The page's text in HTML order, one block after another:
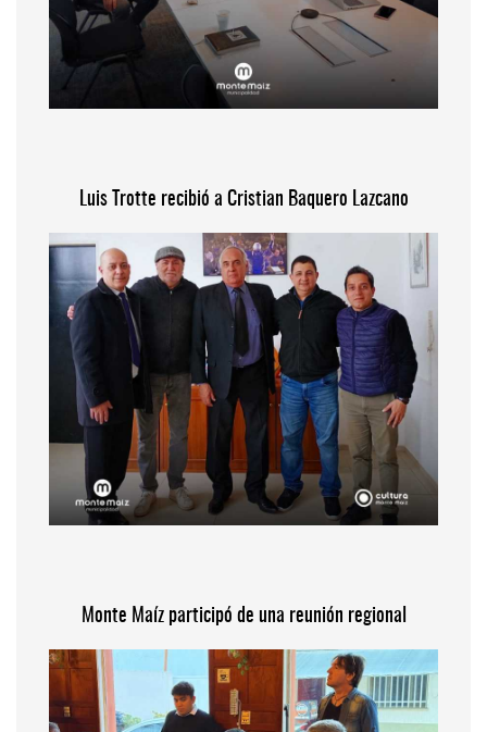
Luis Trotte recibió a Cristian Baquero Lazcano
Monte Maíz participó de una reunión regional